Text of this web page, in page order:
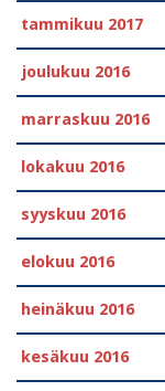
tammikuu 2017
joulukuu 2016
marraskuu 2016
lokakuu 2016
syyskuu 2016
elokuu 2016
heinäkuu 2016
kesäkuu 2016